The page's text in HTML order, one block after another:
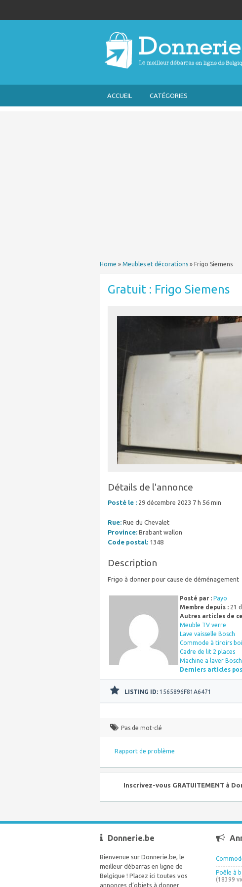
ACCUEIL CATÉGORIES
Home » Meubles et décorations » Frigo Siemens
Gratuit : Frigo Siemens
Détails de l'annonce
Posté le : 29 décembre 2023 7 h 56 min
Rue: Rue du Chevalet
Province: Brabant wallon
Code postal: 1348
Description
Frigo à donner pour cause de déménagement
Posté par : Payo
Membre depuis : 21
Autres articles de
Meuble TV verre
Lave vaisselle Bosch
Commode à tiroirs
Cadre de lit 2 places
Machine a laver Bosch
Derniers articles
LISTING ID: 1565896F81A6471
Pas de mot-clé
Rapport de problème
Inscrivez-vous GRATUITEMENT à
Donnerie.be
Bienvenue sur Donnerie.be, le
meilleur débarras en ligne de
Belgique ! Placez ici toutes vos
annonces d’objets à donner
Poêle à
(18399